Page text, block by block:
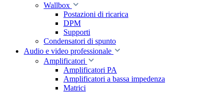
Wallbox
Postazioni di ricarica
DPM
Supporti
Condensatori di spunto
Audio e video professionale
Amplificatori
Amplificatori PA
Amplificatori a bassa impedenza
Matrici